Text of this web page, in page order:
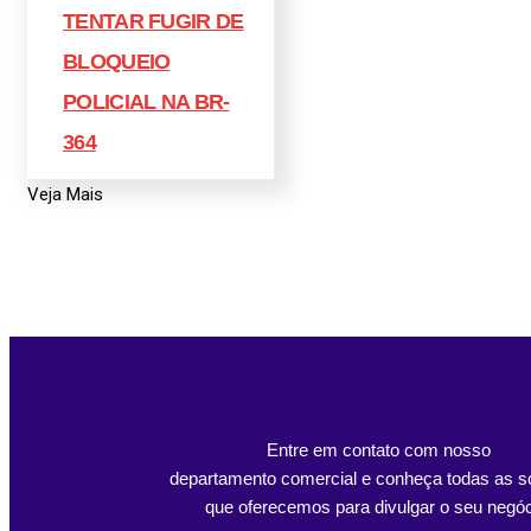
TENTAR FUGIR DE
BLOQUEIO
POLICIAL NA BR-
364
Veja Mais
Entre em contato com nosso
departamento comercial e conheça todas as
que oferecemos para divulgar o seu